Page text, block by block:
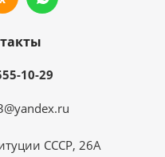
10-29
СССР, 26А